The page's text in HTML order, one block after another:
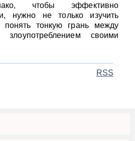
чтобы эффективно
нужно не только изучить
понять тонкую грань между
злоупотреблением своими
RSS